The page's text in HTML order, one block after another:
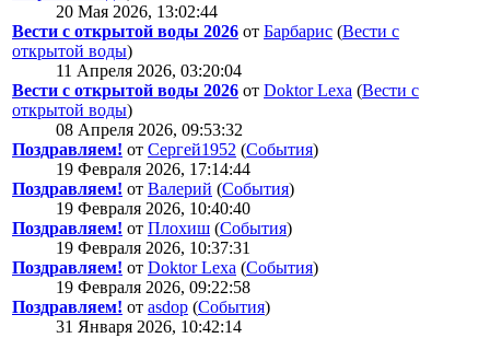
20 Мая 2026, 13:02:44
Вести с открытой воды 2026 от Барбарис (Вести с
открытой воды)
11 Апреля 2026, 03:20:04
Вести с открытой воды 2026 от Doktor Lexa (Вести с
открытой воды)
08 Апреля 2026, 09:53:32
Поздравляем! от Сергей1952 (События)
19 Февраля 2026, 17:14:44
Поздравляем! от Валерий (События)
19 Февраля 2026, 10:40:40
Поздравляем! от Плохиш (События)
19 Февраля 2026, 10:37:31
Поздравляем! от Doktor Lexa (События)
19 Февраля 2026, 09:22:58
Поздравляем! от asdop (События)
31 Января 2026, 10:42:14